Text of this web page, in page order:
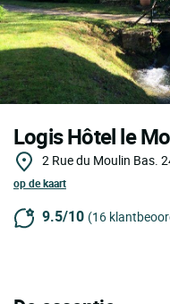
Logis Hôtel le
2 Rue du Moulin Bas.
op de kaart
9.5/10 (16